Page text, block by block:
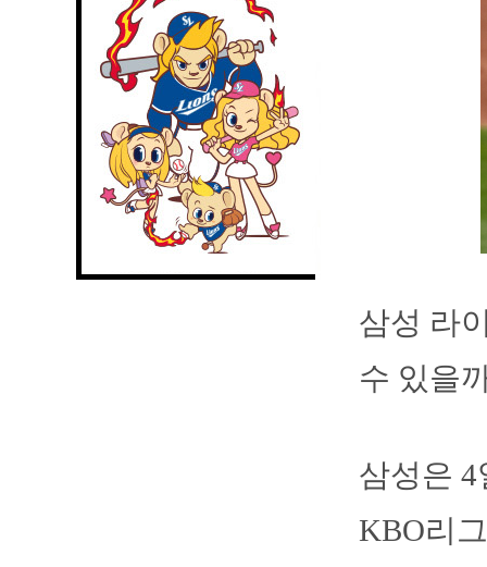
삼성 라
수 있을
삼성은 4
KBO리